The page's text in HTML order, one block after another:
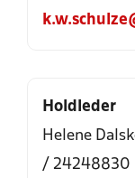
Holdleder
Helene
/ 24248830